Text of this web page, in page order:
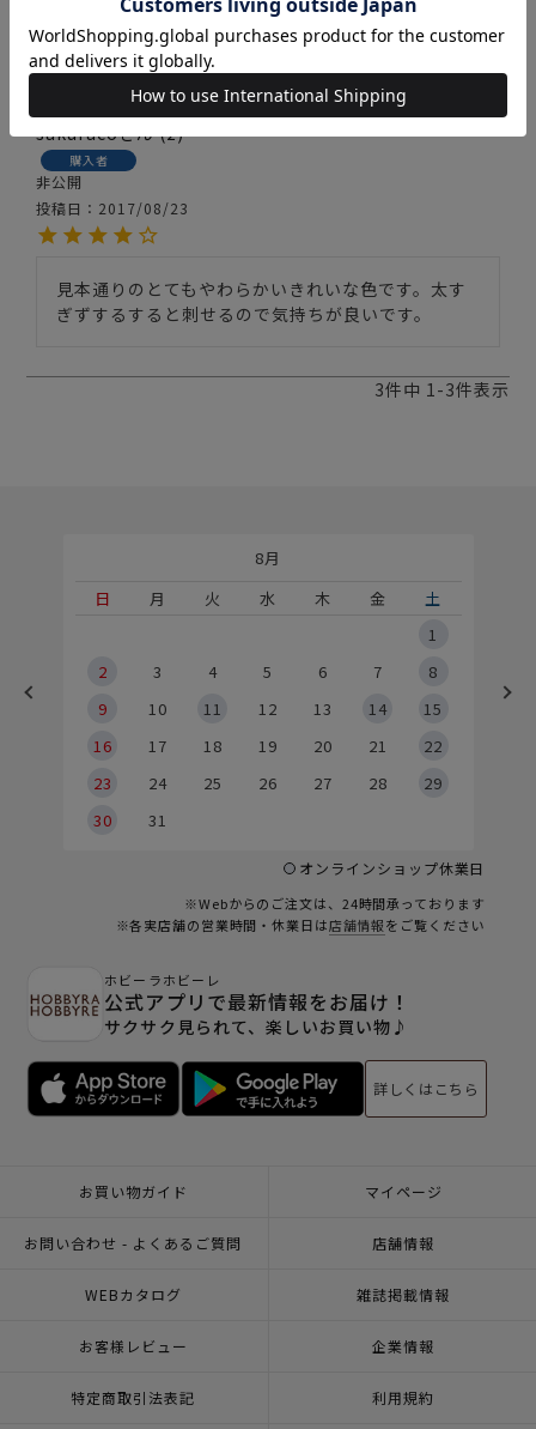
発色がよく、他にはない色合いです。少しスモーキ
ーな感じが作品に上品な風味を加えてくれます。
sakuraco 2
購入者
非公開
投稿日
2017/08/23
見本通りのとてもやわらかいきれいな色です。太す
ぎずするすると刺せるので気持ちが良いです。
3件中 1-3件表示
8月
日
月 火 水 木 金
土
1
2
3 4 5 6 7
8
9
10 11 12 13 14
15
16
17 18 19 20 21
22
23
24 25 26 27 28
29
30
31
オンラインショップ休業日
※Webからのご注文は、24時間承っております
※各実店舗の営業時間・休業日は店舗情報をご覧ください
ホビーラホビーレ
公式アプリで最新情報をお届け！
サクサク見られて、楽しいお買い物♪
詳しくはこちら
お買い物ガイド マイページ
お問い合わせ - よくあるご質問 店舗情報
WEBカタログ 雑誌掲載情報
お客様レビュー 企業情報
特定商取引法表記 利用規約